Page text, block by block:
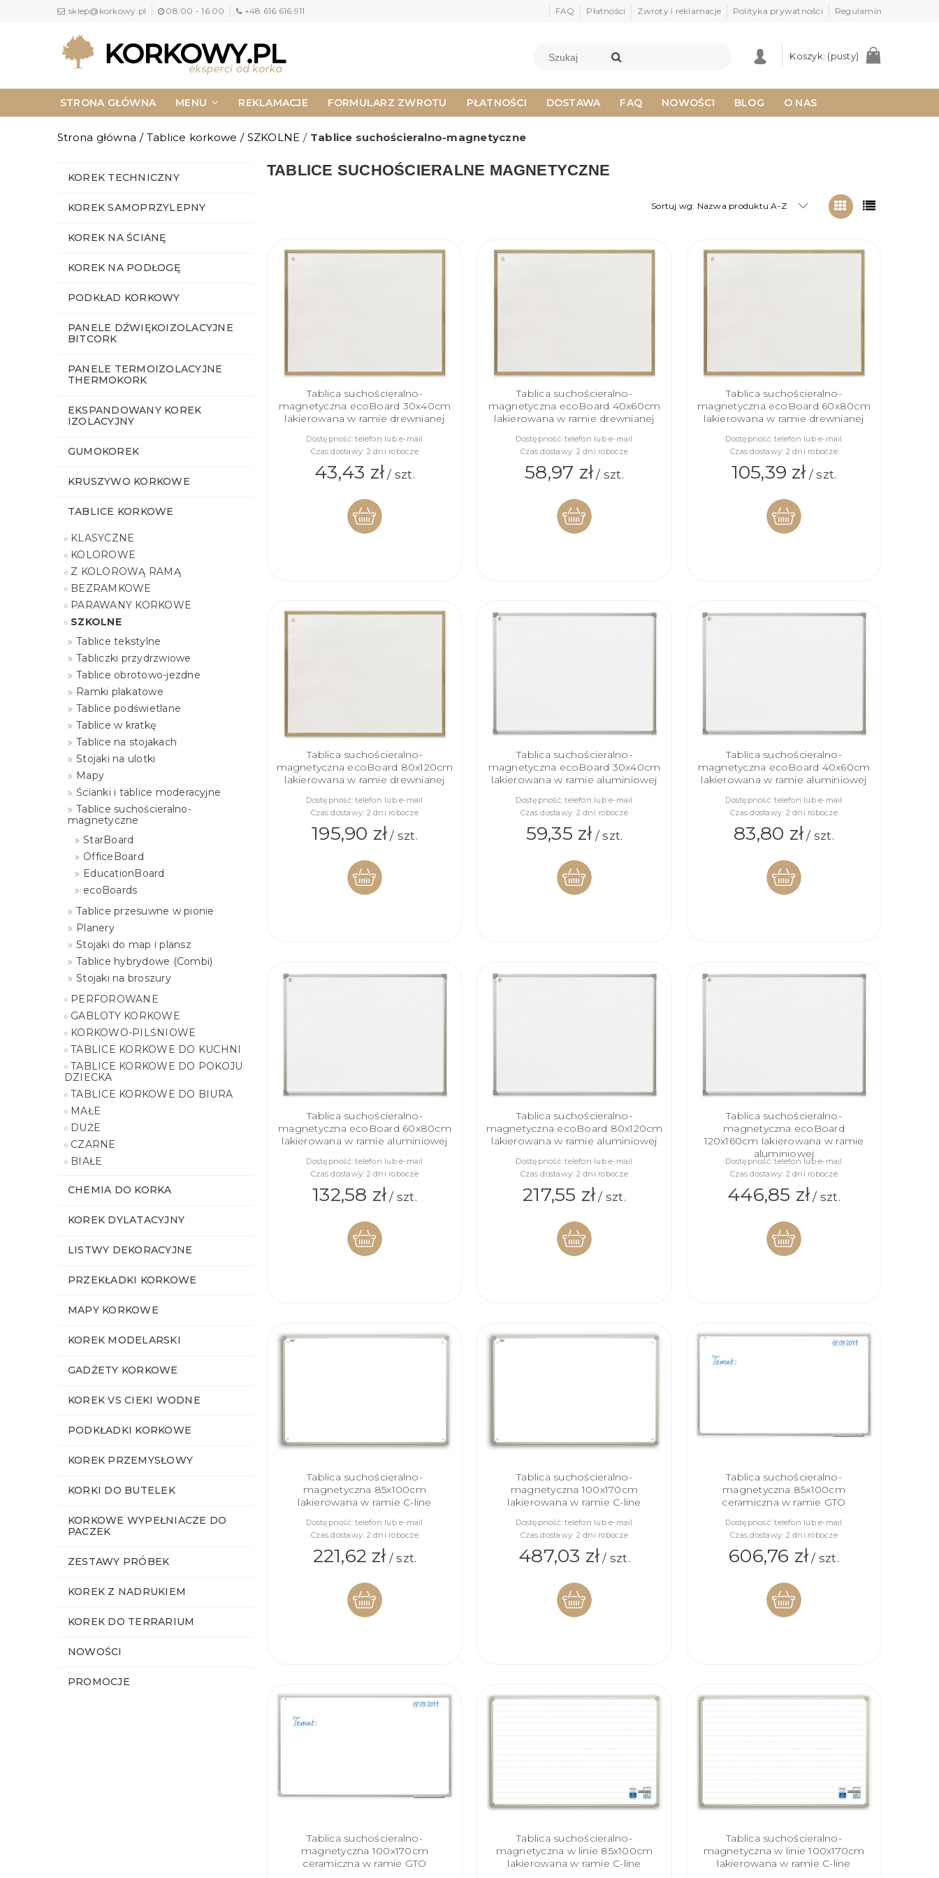
sklep@korkowy.pl 08:00 - 16:00 +48 616 616 911 FAQ Płatności Zwroty i reklamacje Polityka prywatności Regulamin
Koszyk: (pusty)
STRONA GŁÓWNA MENU REKLAMACJE FORMULARZ ZWROTU PŁATNOŚCI DOSTAWA FAQ NOWOŚCI BLOG O NAS
NAPISZ DO NAS KONTAKT
Strona główna / Tablice korkowe / SZKOLNE / Tablice suchościeralno-magnetyczne
KOREK TECHNICZNY
KOREK SAMOPRZYLEPNY
KOREK NA ŚCIANĘ
KOREK NA PODŁOGĘ
PODKŁAD KORKOWY
PANELE DŹWIĘKOIZOLACYJNE
BITCORK
PANELE TERMOIZOLACYJNE
THERMOKORK
EKSPANDOWANY KOREK
IZOLACYJNY
GUMOKOREK
KRUSZYWO KORKOWE
TABLICE KORKOWE
KLASYCZNE
KOLOROWE
Z KOLOROWĄ RAMĄ
BEZRAMKOWE
PARAWANY KORKOWE
SZKOLNE
Tablice tekstylne
Tabliczki przydrzwiowe
Tablice obrotowo-jezdne
Ramki plakatowe
Tablice podświetlane
Tablice w kratkę
Tablice na stojakach
Stojaki na ulotki
Mapy
Ścianki i tablice moderacyjne
Tablice suchościeralno-
magnetyczne
StarBoard
OfficeBoard
EducationBoard
ecoBoards
Tablice przesuwne w pionie
Planery
Stojaki do map i plansz
Tablice hybrydowe (Combi)
Stojaki na broszury
PERFOROWANE
GABLOTY KORKOWE
KORKOWO-PILŚNIOWE
TABLICE KORKOWE DO KUCHNI
TABLICE KORKOWE DO POKOJU
DZIECKA
TABLICE KORKOWE DO BIURA
MAŁE
DUŻE
CZARNE
BIAŁE
CHEMIA DO KORKA
KOREK DYLATACYJNY
LISTWY DEKORACYJNE
PRZEKŁADKI KORKOWE
MAPY KORKOWE
KOREK MODELARSKI
GADŻETY KORKOWE
KOREK VS CIEKI WODNE
PODKŁADKI KORKOWE
KOREK PRZEMYSŁOWY
KORKI DO BUTELEK
KORKOWE WYPEŁNIACZE DO
PACZEK
ZESTAWY PRÓBEK
KOREK Z NADRUKIEM
KOREK DO TERRARIUM
NOWOŚCI
PROMOCJE
TABLICE SUCHOŚCIERALNE MAGNETYCZNE
Sortuj wg: Nazwa produktu A-Z
Tablica suchościeralno-
magnetyczna ecoBoard 30x40cm
lakierowana w ramie drewnianej
Dostępność: telefon lub e-mail
Czas dostawy: 2 dni robocze
43,43 zł/ szt.
Tablica suchościeralno-
magnetyczna ecoBoard 40x60cm
lakierowana w ramie drewnianej
Dostępność: telefon lub e-mail
Czas dostawy: 2 dni robocze
58,97 zł/ szt.
Tablica suchościeralno-
magnetyczna ecoBoard 60x80cm
lakierowana w ramie drewnianej
Dostępność: telefon lub e-mail
Czas dostawy: 2 dni robocze
105,39 zł/ szt.
Tablica suchościeralno-
magnetyczna ecoBoard 80x120cm
lakierowana w ramie drewnianej
Dostępność: telefon lub e-mail
Czas dostawy: 2 dni robocze
195,90 zł/ szt.
Tablica suchościeralno-
magnetyczna ecoBoard 30x40cm
lakierowana w ramie aluminiowej
Dostępność: telefon lub e-mail
Czas dostawy: 2 dni robocze
59,35 zł/ szt.
Tablica suchościeralno-
magnetyczna ecoBoard 40x60cm
lakierowana w ramie aluminiowej
Dostępność: telefon lub e-mail
Czas dostawy: 2 dni robocze
83,80 zł/ szt.
Tablica suchościeralno-
magnetyczna ecoBoard 60x80cm
lakierowana w ramie aluminiowej
Dostępność: telefon lub e-mail
Czas dostawy: 2 dni robocze
132,58 zł/ szt.
Tablica suchościeralno-
magnetyczna ecoBoard 80x120cm
lakierowana w ramie aluminiowej
Dostępność: telefon lub e-mail
Czas dostawy: 2 dni robocze
217,55 zł/ szt.
Tablica suchościeralno-
magnetyczna ecoBoard
120x160cm lakierowana w ramie
aluminiowej
Dostępność: telefon lub e-mail
Czas dostawy: 2 dni robocze
446,85 zł/ szt.
Tablica suchościeralno-
magnetyczna 85x100cm
lakierowana w ramie C-line
Dostępność: telefon lub e-mail
Czas dostawy: 2 dni robocze
221,62 zł/ szt.
Tablica suchościeralno-
magnetyczna 100x170cm
lakierowana w ramie C-line
Dostępność: telefon lub e-mail
Czas dostawy: 2 dni robocze
487,03 zł/ szt.
Tablica suchościeralno-
magnetyczna 85x100cm
ceramiczna w ramie GTO
Dostępność: telefon lub e-mail
Czas dostawy: 2 dni robocze
606,76 zł/ szt.
Tablica suchościeralno-
magnetyczna 100x170cm
ceramiczna w ramie GTO
Tablica suchościeralno-
magnetyczna w linie 85x100cm
lakierowana w ramie C-line
Tablica suchościeralno-
magnetyczna w linie 100x170cm
lakierowana w ramie C-line